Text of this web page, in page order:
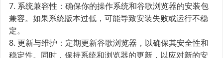
7. 系统兼容性：确保你的操作系统和谷歌浏览器的安装包
兼容。如果系统版本过低，可能导致安装失败或运行不稳
定。
8. 更新与维护：定期更新谷歌浏览器，以确保其安全性和
稳定性。同时，保持系统和浏览器的更新，以应对新的安